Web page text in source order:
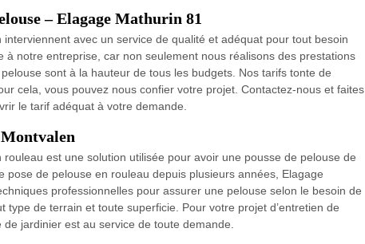
– Elagage Mathurin 81
avec un service de qualité et adéquat pour tout besoin
à notre entreprise, car non seulement nous réalisons des prestations
sont à la hauteur de tous les budgets. Nos tarifs tonte de
cela, vous pouvez nous confier votre projet. Contactez-nous et faites
le tarif adéquat à votre demande.
Montvalen
rouleau est une solution utilisée pour avoir une pousse de pelouse de
pose de pelouse en rouleau depuis plusieurs années, Elagage
professionnelles pour assurer une pelouse selon le besoin de
type de terrain et toute superficie. Pour votre projet d’entretien de
jardinier est au service de toute demande.